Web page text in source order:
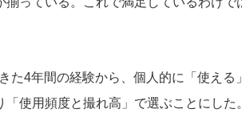
4年間の経験から、個人的に「使える
使用頻度と撮れ高」で選ぶことにした。